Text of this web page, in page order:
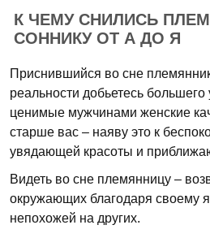
К ЧЕМУ СНИЛИСЬ
СОННИКУ ОТ А ДО Я
Приснившийся во сне племянник
реальности добьетесь
ценимые мужчинами женские
старше вас – наяву это к
увядающей красоты и
Видеть во сне племянницу –
окружающих благодаря своему
непохожей на других.